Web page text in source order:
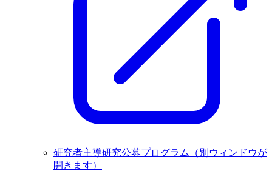
研究者主導研究公募プログラム
（別ウィンドウが
開きます）